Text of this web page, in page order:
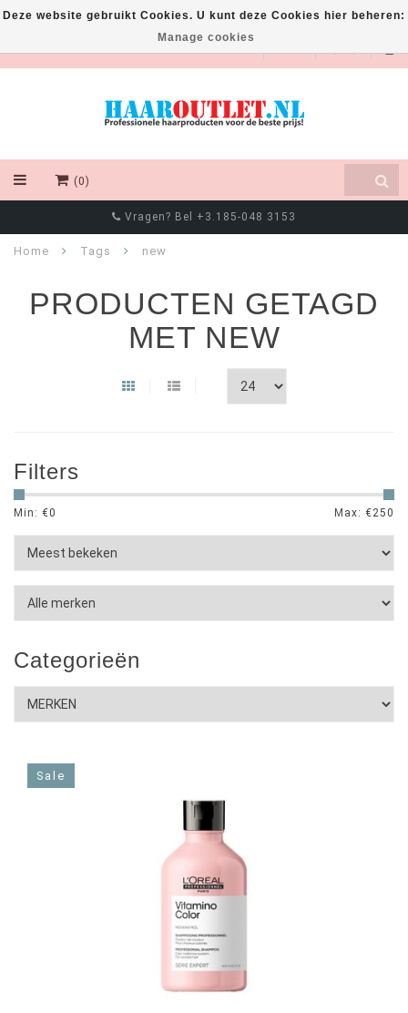
EUR
(0)
Vragen? Bel +3.185-048 3153
Home Tags new
PRODUCTEN GETAGD
MET NEW
Filters
Min: €0 Max: €250
Categorieën
Sale
Deze website gebruikt Cookies. U kunt deze Cookies hier beheren:
Manage cookies